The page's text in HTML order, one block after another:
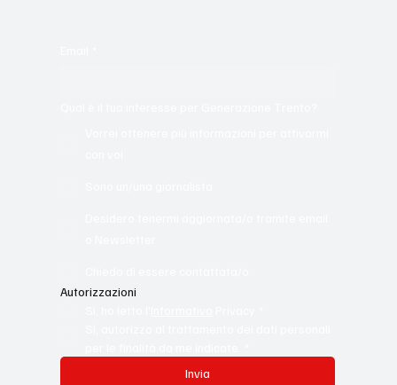
Autorizzazioni
Invia